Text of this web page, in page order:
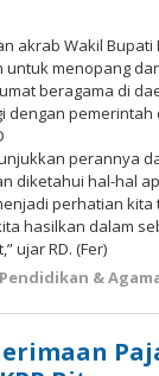
akrab Wakil
menopang
beragama di
dengan
perannya
diketahui hal-hal
perhatian
hasilkan dalam
ujar RD. (Fer)
Pendidikan &